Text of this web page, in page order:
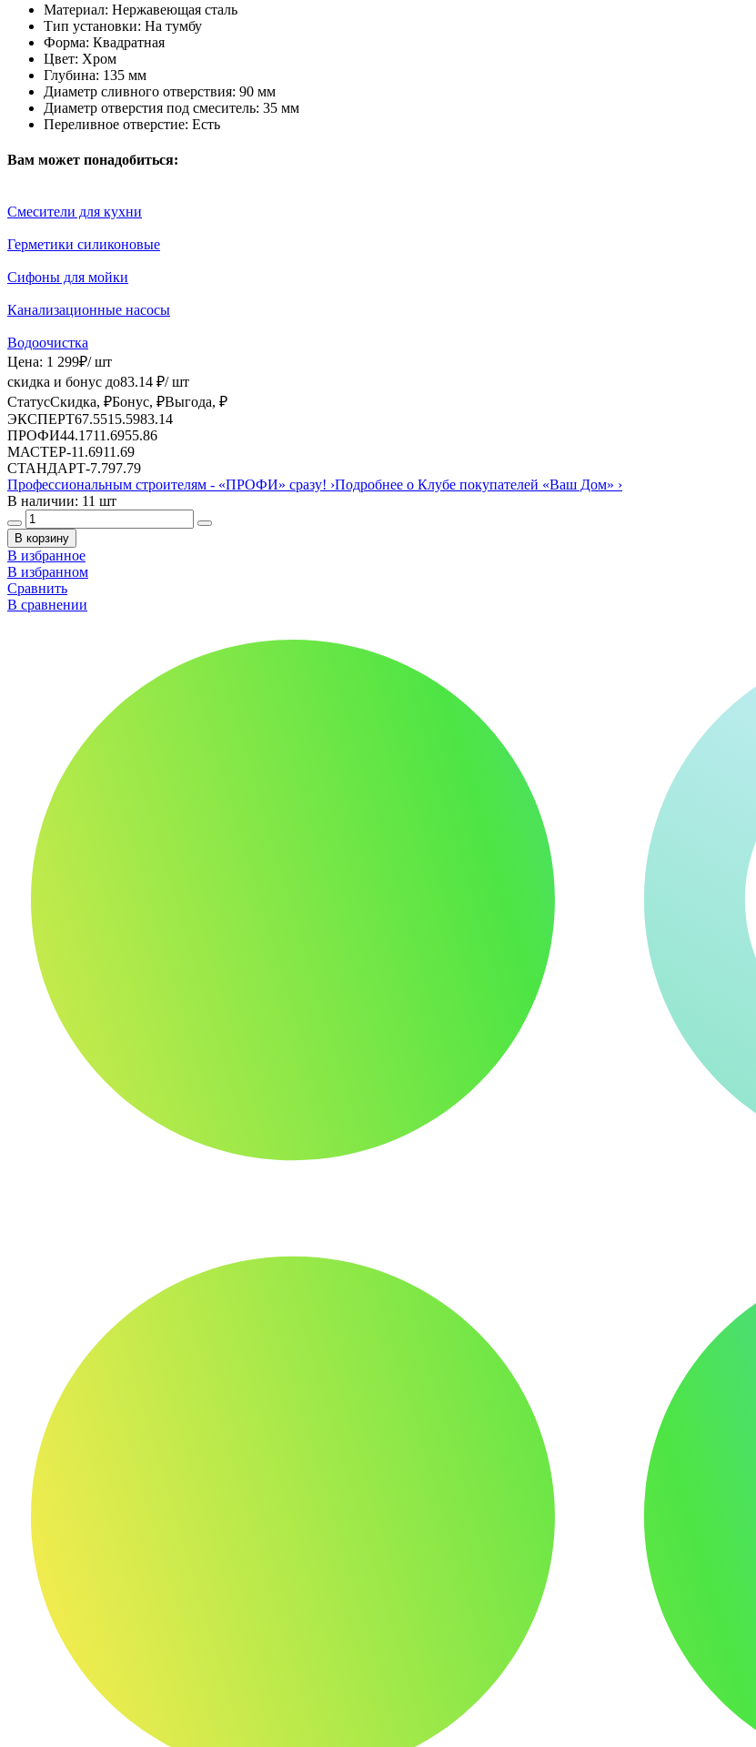
Материал: Нержавеющая сталь
Тип установки: На тумбу
Форма: Квадратная
Цвет: Хром
Глубина: 135 мм
Диаметр сливного отверствия: 90 мм
Диаметр отверстия под смеситель: 35 мм
Переливное отверстие: Есть
Вам может понадобиться:
Смесители для кухни
Герметики силиконовые
Сифоны для мойки
Канализационные насосы
Водоочистка
Цена: 1 299₽/ шт
скидка и бонус до83.14 ₽/ шт
СтатусСкидка, ₽Бонус, ₽Выгода, ₽
ЭКСПЕРТ67.5515.5983.14
ПРОФИ44.1711.6955.86
МАСТЕР-11.6911.69
СТАНДАРТ-7.797.79
Профессиональным строителям - «ПРОФИ» сразу! ›Подробнее о Клубе покупателей «Ваш Дом» ›
В наличии: 11 шт
В корзину
В избранное
В избранном
Сравнить
В сравнении